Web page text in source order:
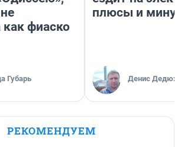
фиаско
Губарь
плюсы и
Денис
РЕКОМЕНДУЕМ